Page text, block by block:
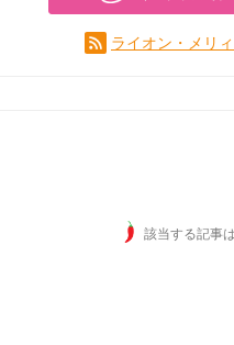
ライオン・メリ
該当する記事